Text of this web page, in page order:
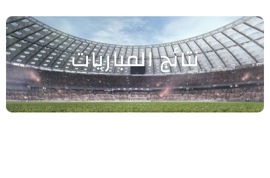
نتائج المباريات